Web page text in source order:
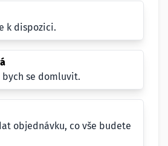
k dispozici.
se domluvit.
objednávku, co vše budete